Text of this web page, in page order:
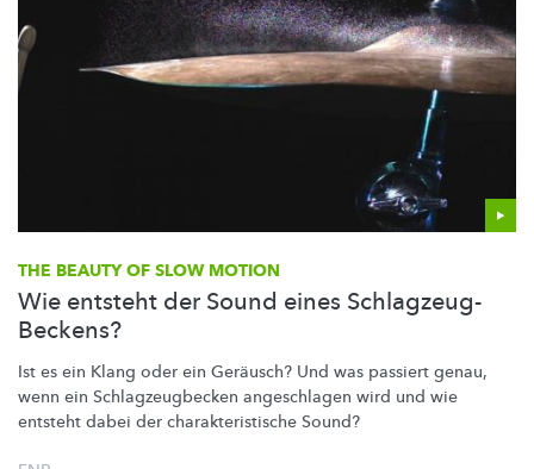
THE BEAUTY OF SLOW MOTION
Wie entsteht der Sound eines Schlagzeug-
Beckens?
Ist es ein Klang oder ein Geräusch? Und was passiert genau,
wenn ein Schlagzeugbecken angeschlagen wird und wie
entsteht dabei der charakteristische Sound?